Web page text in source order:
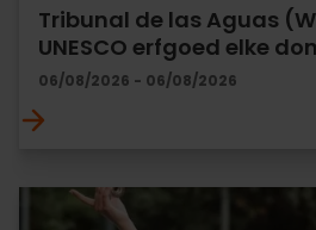
Tribunal de las Aguas
UNESCO erfgoed elke
06/08/2026 - 06/08/2026